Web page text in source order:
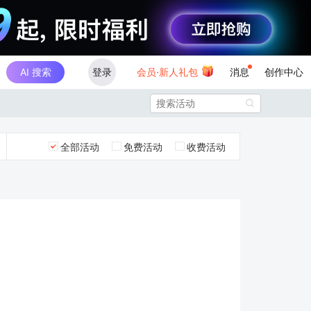
AI 搜索 登录 会员·新人礼包 消息 创作中心

全部活动 免费活动 收费活动